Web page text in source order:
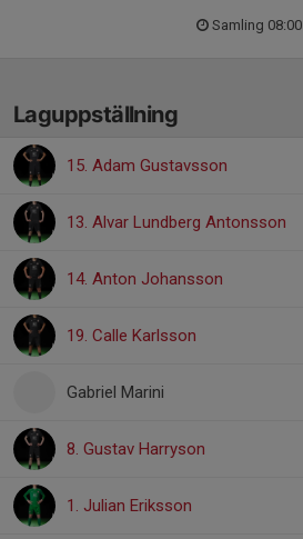
Samling 08:00
Laguppställning
15. Adam Gustavsson
13. Alvar Lundberg Antonsson
14. Anton Johansson
19. Calle Karlsson
Gabriel Marini
8. Gustav Harryson
1. Julian Eriksson